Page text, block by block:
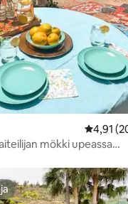
4,91
mökki upeassa